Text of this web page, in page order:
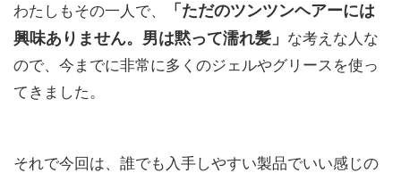
わたしもその一人で、
「ただのツンツンヘアーには
興味ありません。男は黙って濡れ髪」 な考えな人な
ので、今までに非常に多くのジェルやグリースを使っ
てきました。
それで今回は、誰でも入手しやすい製品でいい感じの